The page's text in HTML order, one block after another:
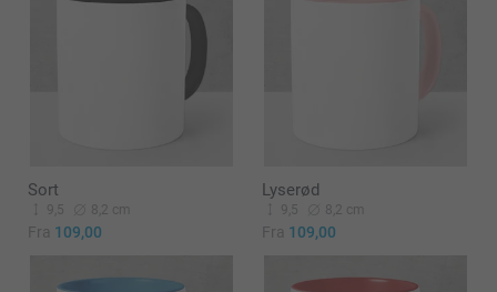
Sort
9,5 8,2 cm
Fra 109,00
Lyserød
9,5 8,2 cm
Fra 109,00